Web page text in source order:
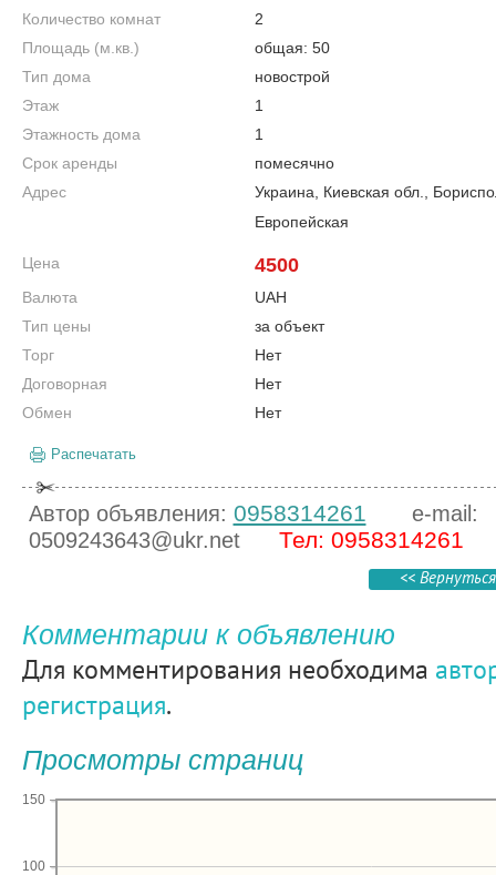
Количество комнат
2
Площадь (м.кв.)
общая: 50
Тип дома
новострой
Этаж
1
Этажность дома
1
Срок аренды
помесячно
Адрес
Украина, Киевская обл.,
Европейская
Цена 4500
Валюта
UAH
Тип цены
за объект
Торг
Нет
Договорная
Нет
Обмен
Нет
Распечатать
Автор объявления: 0958314261
e-mail:
0509243643@ukr.net
Тел: 0958314261
<<
Комментарии к объявлению
Для комментирования необходима
регистрация.
Просмотры страниц
100
150